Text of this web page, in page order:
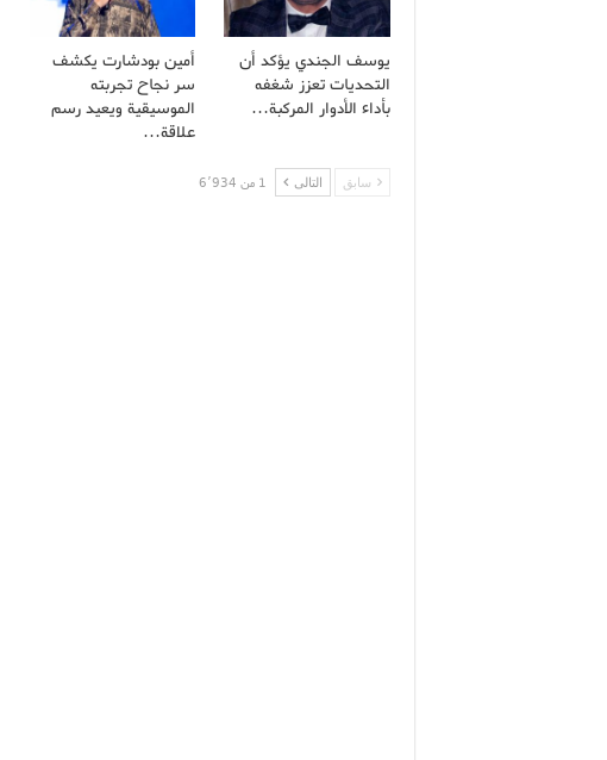
يوسف الجندي يؤكد أن
التحديات تعزز شغفه
بأداء الأدوار المركبة…
أمين بودشارت يكشف
سر نجاح تجربته
الموسيقية ويعيد رسم
علاقة…
سابق التالى 1 من 6٬934